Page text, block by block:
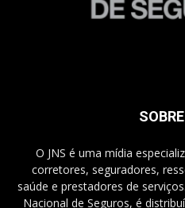
O JNS é uma mídia
corretores, seguradores,
saúde e prestadores de
Nacional de Seguros, é